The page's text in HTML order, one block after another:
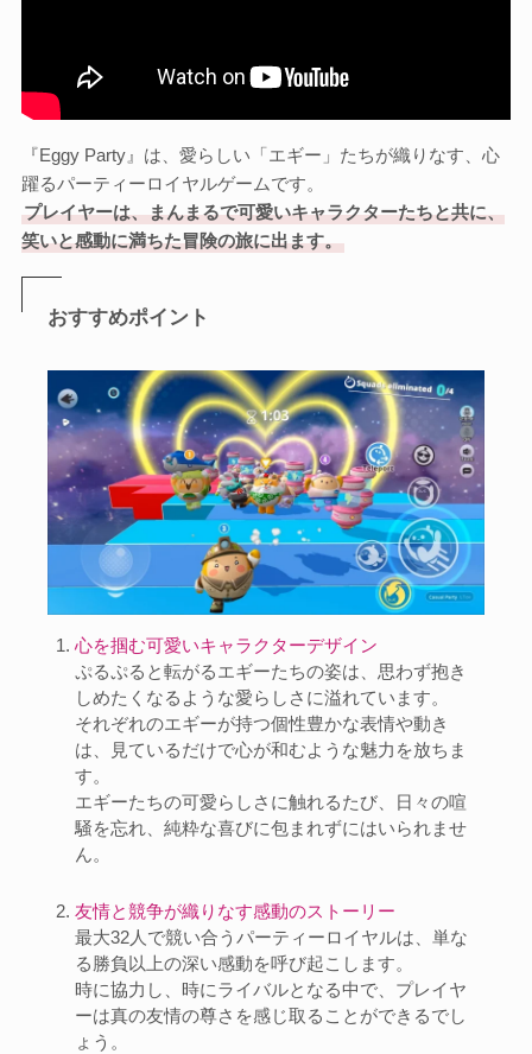
『Eggy Party』は、愛らしい「エギー」たちが織りなす、心
躍るパーティーロイヤルゲームです。
プレイヤーは、まんまるで可愛いキャラクターたちと共に、
笑いと感動に満ちた冒険の旅に出ます。
おすすめポイント
心を掴む可愛いキャラクターデザイン
ぷるぷると転がるエギーたちの姿は、思わず抱き
しめたくなるような愛らしさに溢れています。
それぞれのエギーが持つ個性豊かな表情や動き
は、見ているだけで心が和むような魅力を放ちま
す。
エギーたちの可愛らしさに触れるたび、日々の喧
騒を忘れ、純粋な喜びに包まれずにはいられませ
ん。
友情と競争が織りなす感動のストーリー
最大32人で競い合うパーティーロイヤルは、単な
る勝負以上の深い感動を呼び起こします。
時に協力し、時にライバルとなる中で、プレイヤ
ーは真の友情の尊さを感じ取ることができるでし
ょう。